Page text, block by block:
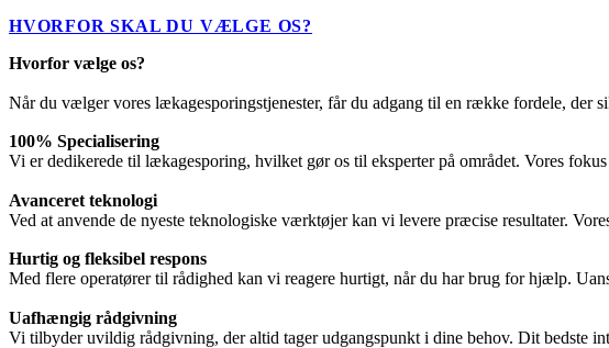
HVORFOR SKAL DU VÆLGE OS?
Hvorfor vælge os?
Når du vælger vores lækagesporingstjenester, får du adgang til en række fordele, der
100% Specialisering
Vi er dedikerede til lækagesporing, hvilket gør os til eksperter på området. Vores
Avanceret teknologi
Ved at anvende de nyeste teknologiske værktøjer kan vi levere præcise resultater.
Hurtig og fleksibel respons
Med flere operatører til rådighed kan vi reagere hurtigt, når du har brug for hjælp.
Uafhængig rådgivning
Vi tilbyder uvildig rådgivning, der altid tager udgangspunkt i dine behov. Dit bedste